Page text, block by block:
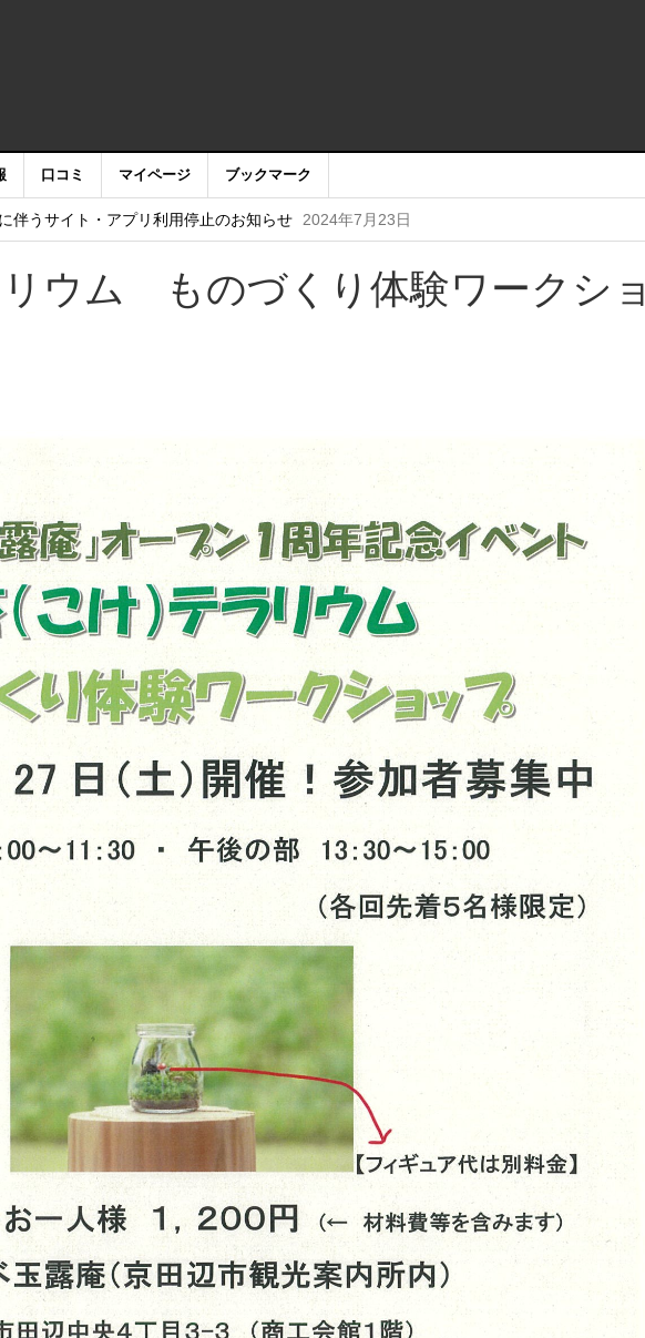
口コミ マイページ ブックマーク
のお知らせ 2025年3月27日
伴うサイト・アプリ利用停止のお知らせ 2024年7月23日
】ココシル：アカウントサービス移行のお知らせ 2023年9月1日
ウム ものづくり体験ワークショ